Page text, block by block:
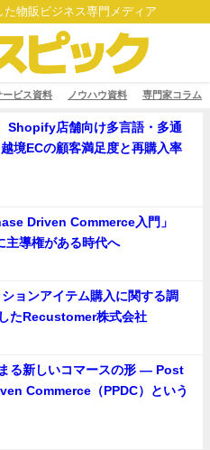
物販ビジネス専門メディア
ービス資料 ノウハウ資料 専門家コラム
Shopify店舗向け多言語・多通
境ECの顧客満足度と再購入率
Driven Commerce入門」
主導権がある時代へ
ションアイテム購入に関する調
たRecustomer株式会社
る新しいコマースの形 ― Post
Commerce（PPDC）という